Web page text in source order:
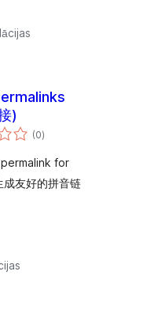
)
(0vērtējumu
kopsumma
)
for
友好的拼音链